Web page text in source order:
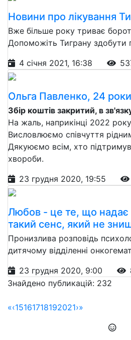
Новини про лікування
Вже більше року триває
Допоможіть Тиграну здобути
4 січня 2021, 16:38
Ольга Павленко, 24 роки
Збір коштів закритий, в
На жаль, наприкінці 2022
Висловлюємо співчуття
Дякуюємо всім, хто
хвороби.
23 грудня 2020, 19:55
Любов - це те, що
такий сенс, який не
Пронизлива розповідь
дитячому відділенні
23 грудня 2020, 9:00
Знайдено публикацій: 232
«‹15161718192021›»